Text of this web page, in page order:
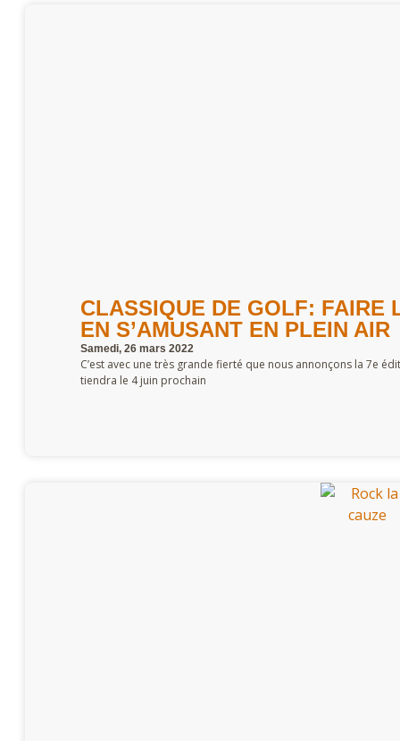
CLASSIQUE DE GOLF: FAIRE
EN S’AMUSANT EN PLEIN AIR
Samedi, 26 mars 2022
C’est avec une très grande fierté que nous annonçons la 7e
tiendra le 4 juin prochain